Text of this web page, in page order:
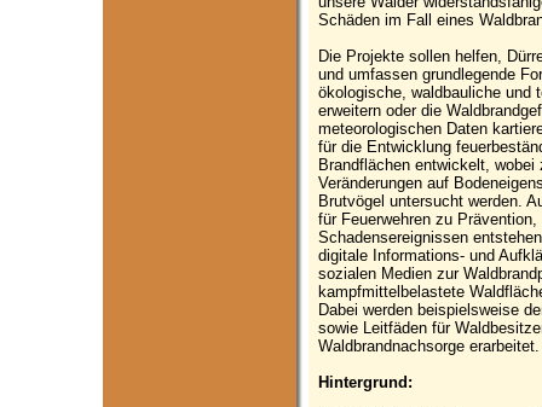
Schäden im Fall eines
Die Projekte sollen helfen,
und umfassen grundlegende
ökologische, waldbauliche und
erweitern oder die
meteorologischen Daten
für die Entwicklung
Brandflächen entwickelt,
Veränderungen auf
Brutvögel untersucht werden.
für Feuerwehren zu
Schadensereignissen
digitale Informations- und
sozialen Medien zur
kampfmittelbelastete
Dabei werden beispielsweise
sowie Leitfäden für
Waldbrandnachsorge erarbeitet.
Hintergrund: